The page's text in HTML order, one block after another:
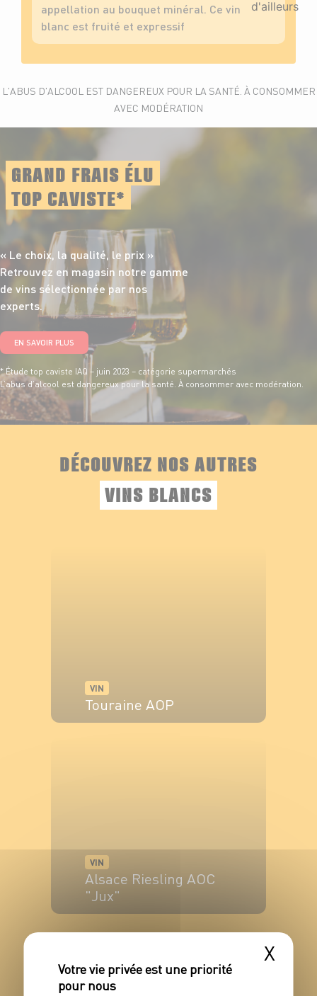
appellation au bouquet minéral. Ce vin
blanc est fruité et expressif
L'ABUS D'ALCOOL EST DANGEREUX POUR LA SANTÉ. À CONSOMMER
AVEC MODÉRATION
GRAND FRAIS ÉLU
TOP CAVISTE*
« Le choix, la qualité, le prix »
Retrouvez en magasin notre gamme
de vins sélectionnée par nos
experts.
EN SAVOIR PLUS
* Étude top caviste IAQ – juin 2023 – catégorie supermarchés
L’abus d’alcool est dangereux pour la santé. À consommer avec modération.
DÉCOUVREZ NOS AUTRES
VINS BLANCS
VIN
Touraine AOP
VIN
Alsace Riesling AOC
"Jux"
X